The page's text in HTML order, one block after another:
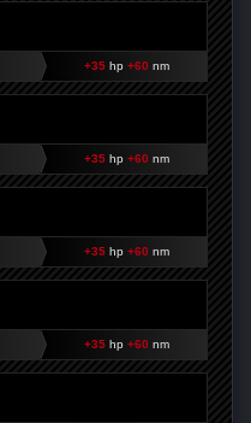
+35hp +60 nm
+35hp +60 nm
+35hp +60 nm
+35hp +60 nm